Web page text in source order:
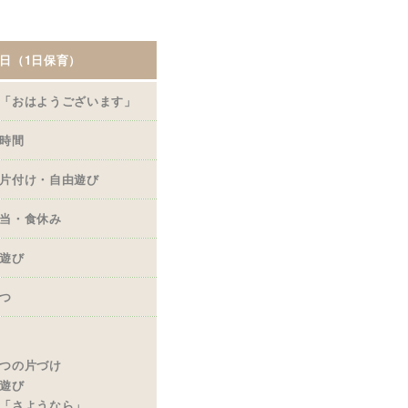
（1日保育）
おはようございます」
間
付け・自由遊び
・食休み
び
の片づけ
び